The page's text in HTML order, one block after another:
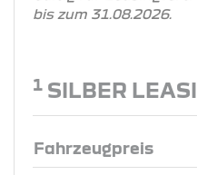
bis zum 31.08.2026.
1 SILBER
Fahrzeugpreis